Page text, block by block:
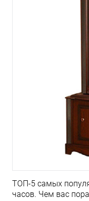
ТОП-5 самых
часов. Чем вас